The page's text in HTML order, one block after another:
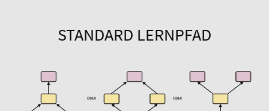
STANDARD LERNPFAD